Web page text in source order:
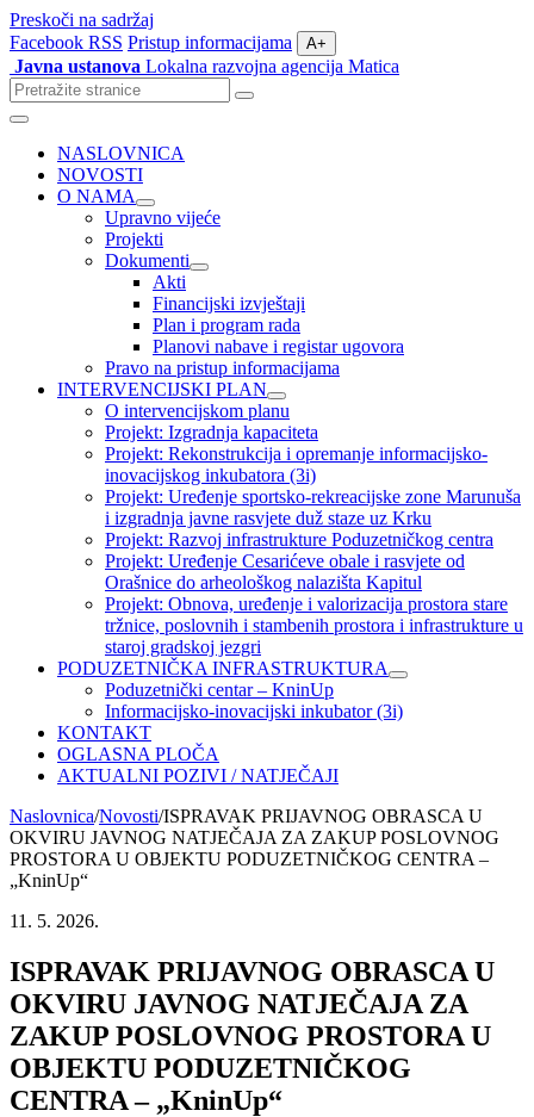
Preskoči na sadržaj
Facebook RSS Pristup informacijama A+
Javna ustanova Lokalna razvojna agencija Matica
Pretraži
stranice
Izbornik
NASLOVNICA
NOVOSTI
O NAMA
Upravno vijeće
Projekti
Dokumenti
Akti
Financijski izvještaji
Plan i program rada
Planovi nabave i registar ugovora
Pravo na pristup informacijama
INTERVENCIJSKI PLAN
O intervencijskom planu
Projekt: Izgradnja kapaciteta
Projekt: Rekonstrukcija i opremanje informacijsko-
inovacijskog inkubatora (3i)
Projekt: Uređenje sportsko-rekreacijske zone Marunuša
i izgradnja javne rasvjete duž staze uz Krku
Projekt: Razvoj infrastrukture Poduzetničkog centra
Projekt: Uređenje Cesarićeve obale i rasvjete od
Orašnice do arheološkog nalazišta Kapitul
Projekt: Obnova, uređenje i valorizacija prostora stare
tržnice, poslovnih i stambenih prostora i infrastrukture u
staroj gradskoj jezgri
PODUZETNIČKA INFRASTRUKTURA
Poduzetnički centar – KninUp
Informacijsko-inovacijski inkubator (3i)
KONTAKT
OGLASNA PLOČA
AKTUALNI POZIVI / NATJEČAJI
Naslovnica/Novosti/ISPRAVAK PRIJAVNOG OBRASCA U
OKVIRU JAVNOG NATJEČAJA ZA ZAKUP POSLOVNOG
PROSTORA U OBJEKTU PODUZETNIČKOG CENTRA –
„KninUp“
11. 5. 2026.
ISPRAVAK PRIJAVNOG OBRASCA U
OKVIRU JAVNOG NATJEČAJA ZA
ZAKUP POSLOVNOG PROSTORA U
OBJEKTU PODUZETNIČKOG
CENTRA – „KninUp“